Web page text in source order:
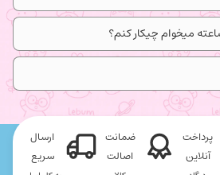
میخوام چیکار کنم؟
پرداخت
آنلاین
ضمانت
اصالت
ارسال
سریع